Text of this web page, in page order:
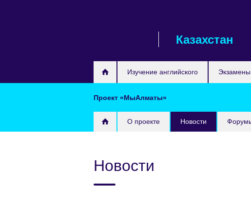
Казахстан
Изучение английского Экзамены
Проект «МыАлматы»
О проекте Новости
Новости